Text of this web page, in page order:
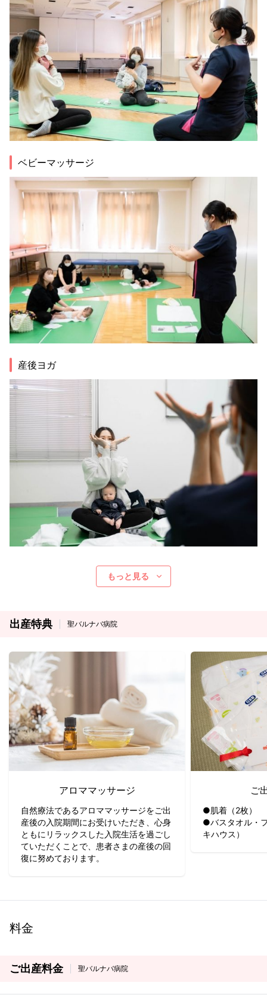
ベビーマッサージ
産後ヨガ
もっと見る
出産特典 聖バルナバ病院
アロママッサージ
自然療法であるアロママッサージをご出
産後の入院期間にお受けいただき、心身
ともにリラックスした入院生活を過ごし
ていただくことで、患者さまの産後の回
復に努めております。
ご
●肌着（2枚）
●バスタオル・
キハウス）
料金
ご出産料金 聖バルナバ病院